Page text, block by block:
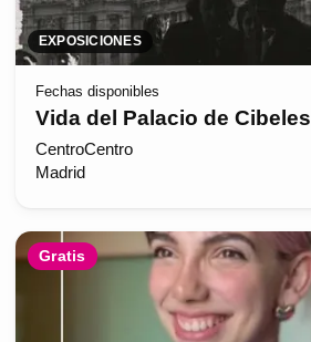
EXPOSICIONES
Fechas disponibles
Vida del Palacio de Cibeles
CentroCentro
Madrid
Gratis